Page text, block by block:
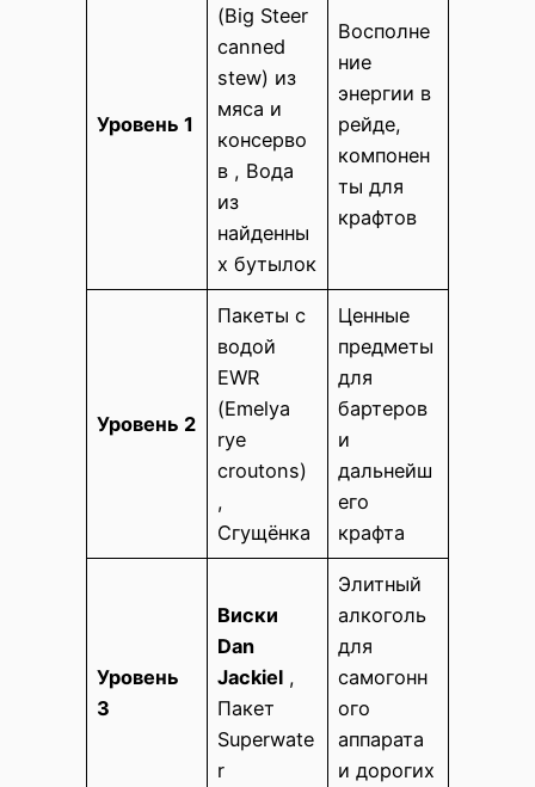
Уровень 1
(Big Steer
canned
stew) из
мяса и
консерво
в , Вода
из
найденны
х бутылок
Восполне
ние
энергии в
рейде,
компонен
ты для
крафтов
Уровень 2
Пакеты с
водой
EWR
(Emelya
rye
croutons)
,
Сгущёнка
Ценные
предметы
для
бартеров
и
дальнейш
его
крафта
Уровень
3
Виски
Dan
Jackiel ,
Пакет
Superwate
r
Элитный
алкоголь
для
самогонн
ого
аппарата
и дорогих